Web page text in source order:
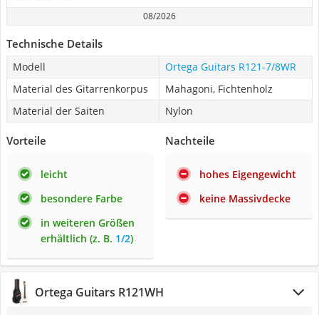
08/2026
Technische Details
Modell
Ortega Guitars ‎R121-7/8WR
Material des Gitarrenkorpus
Mahagoni, Fichtenholz
Material der Saiten
Nylon
Vorteile
leicht
besondere Farbe
in weiteren Größen
erhältlich (z. B. 1/2)
Nachteile
hohes Eigengewicht
keine Massivdecke
Ortega Guitars ‎R121WH